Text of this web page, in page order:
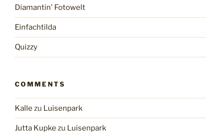
Diamantin' Fotowelt
Einfachtilda
Quizzy
COMMENTS
Kalle zu Luisenpark
Jutta Kupke zu Luisenpark